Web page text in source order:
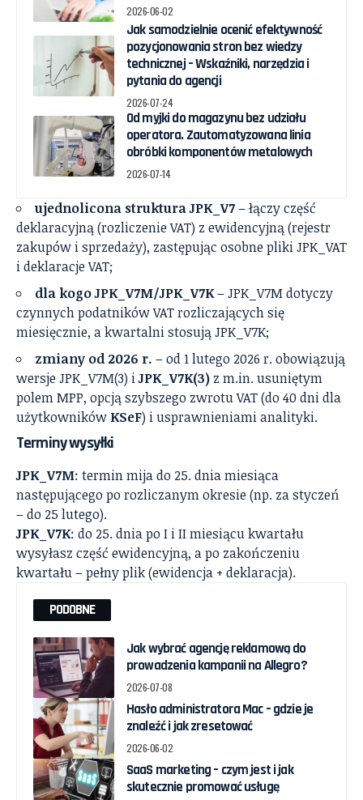
2026-06-02
Jak samodzielnie ocenić efektywność
pozycjonowania stron bez wiedzy
technicznej – Wskaźniki, narzędzia i
pytania do agencji
2026-07-24
Od myjki do magazynu bez udziału
operatora. Zautomatyzowana linia
obróbki komponentów metalowych
2026-07-14
ujednolicona struktura JPK_V7– łączy część
deklaracyjną (rozliczenie VAT) z ewidencyjną (rejestr
zakupów i sprzedaży), zastępując osobne pliki JPK_VAT
i deklaracje VAT;
dla kogo JPK_V7M/JPK_V7K– JPK_V7M dotyczy
czynnych podatników VAT rozliczających się
miesięcznie, a kwartalni stosują JPK_V7K;
zmiany od 2026 r. – od 1 lutego 2026 r. obowiązują
wersje JPK_V7M(3) iJPK_V7K(3) z m.in. usuniętym
polem MPP, opcją szybszego zwrotu VAT (do 40 dni dla
użytkowników KSeF) i usprawnieniami analityki.
Terminy wysyłki
JPK_V7M: termin mija do 25. dnia miesiąca
następującego po rozliczanym okresie (np. za styczeń
– do 25 lutego).
JPK_V7K: do 25. dnia po I i II miesiącu kwartału
wysyłasz część ewidencyjną, a po zakończeniu
kwartału – pełny plik (ewidencja + deklaracja).
PODOBNE
Jak wybrać agencję reklamową do
prowadzenia kampanii na Allegro?
2026-07-08
Hasło administratora Mac – gdzie je
znaleźć i jak zresetować
2026-06-02
SaaS marketing – czym jest i jak
skutecznie promować usługę